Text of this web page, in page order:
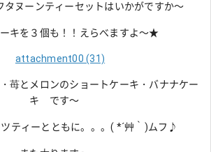
タヌーンティーセットはいかがですか～
キを３個も！！えらべますよ～★
苺とメロンのショートケーキ・バナナケー
キ です～
ティーとともに。。。( *´艸｀)ムフ♪